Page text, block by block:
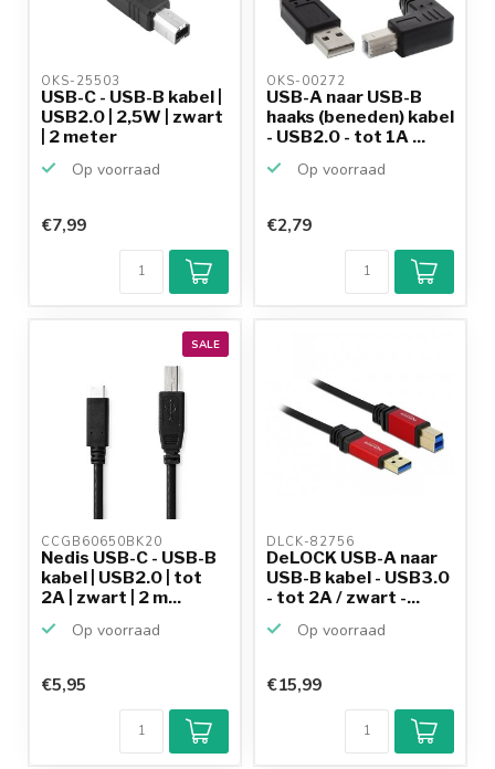
OKS-25503
USB-C - USB-B kabel |
USB2.0 | 2,5W | zwart
| 2 meter
Op voorraad
€7,99
OKS-00272
USB-A naar USB-B
haaks (beneden) kabel
- USB2.0 - tot 1A ...
Op voorraad
€2,79
SALE
CCGB60650BK20
Nedis USB-C - USB-B
kabel | USB2.0 | tot
2A | zwart | 2 m...
Op voorraad
€5,95
DLCK-82756
DeLOCK USB-A naar
USB-B kabel - USB3.0
- tot 2A / zwart -...
Op voorraad
Klantenbeoordeling
9,2/10
Achteraf
betalen mogelijk
€15,99